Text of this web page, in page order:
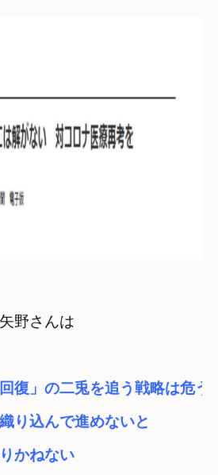
復」の⼆兎を追う戦略は危う
り込んで進めないと
かねない